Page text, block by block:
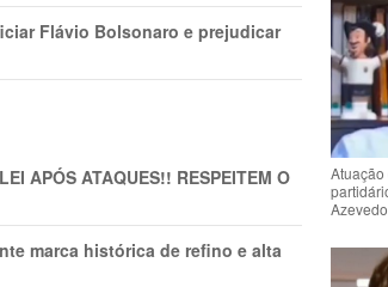
Flávio Bolsonaro e prejudicar
APÓS ATAQUES!! RESPEITEM O
marca histórica de refino e alta
Azevedo